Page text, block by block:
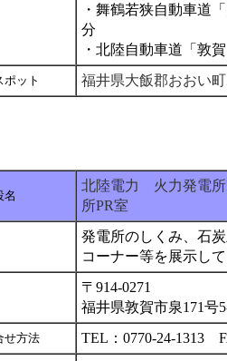
・舞鶴若狭自動車道
分
・北陸自動車道「敦
ポット 福井県大飯郡おおい
名
北陸電力 火力発電
所PR室
発電所のしくみ、石
コーナー等を展示し
〒914-0271
福井県敦賀市泉171号
せ方法 TEL：0770-24-1313